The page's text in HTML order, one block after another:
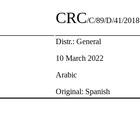
CRC/C/89/D/41/2018
Distr.: General
10 March 2022
Arabic
Original: Spanish